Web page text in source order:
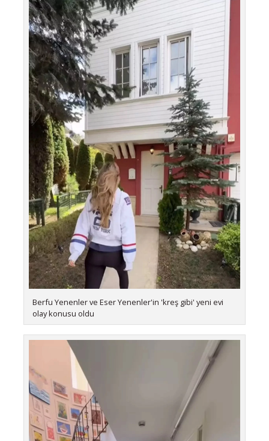
Berfu Yenenler ve Eser Yenenler'in 'kreş gibi' yeni evi
olay konusu oldu